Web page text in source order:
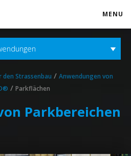
MENU
Strassenbau / Anwendungen von
/ Parkflächen
Parkbereichen